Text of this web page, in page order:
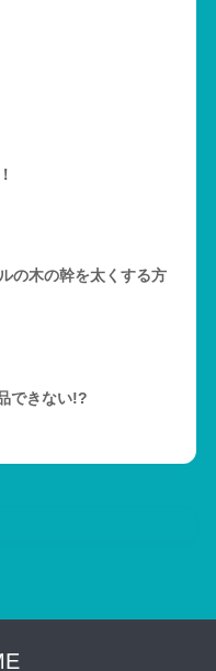
の木の幹を太くする方
できない!?